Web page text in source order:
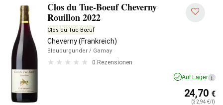
Clos du Tue-Boeuf Cheverny
Rouillon 2022
Clos du Tue-Bœuf
Cheverny (Frankreich)
Blauburgunder / Gamay
0 Rezensionen
Auf Lager i
24,70 €
(32,94 €/l)